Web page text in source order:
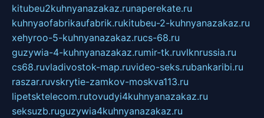
kitubeu2kuhnyanazakaz.runaperekate.ru
kuhnyaofabrikaufabrik.rukitubeu-2-kuhnyanazakaz.ru
xehyroo-5-kuhnyanazakaz.rucs-68.ru
guzywia-4-kuhnyanazakaz.rumir-tk.ruvlknrussia.ru
cs68.ruvladivostok-map.ruvideo-seks.rubankaribi.ru
raszar.ruvskrytie-zamkov-moskva113.ru
lipetsktelecom.rutovudyi4kuhnyanazakaz.ru
seksuzb.ruguzywia4kuhnyanazakaz.ru